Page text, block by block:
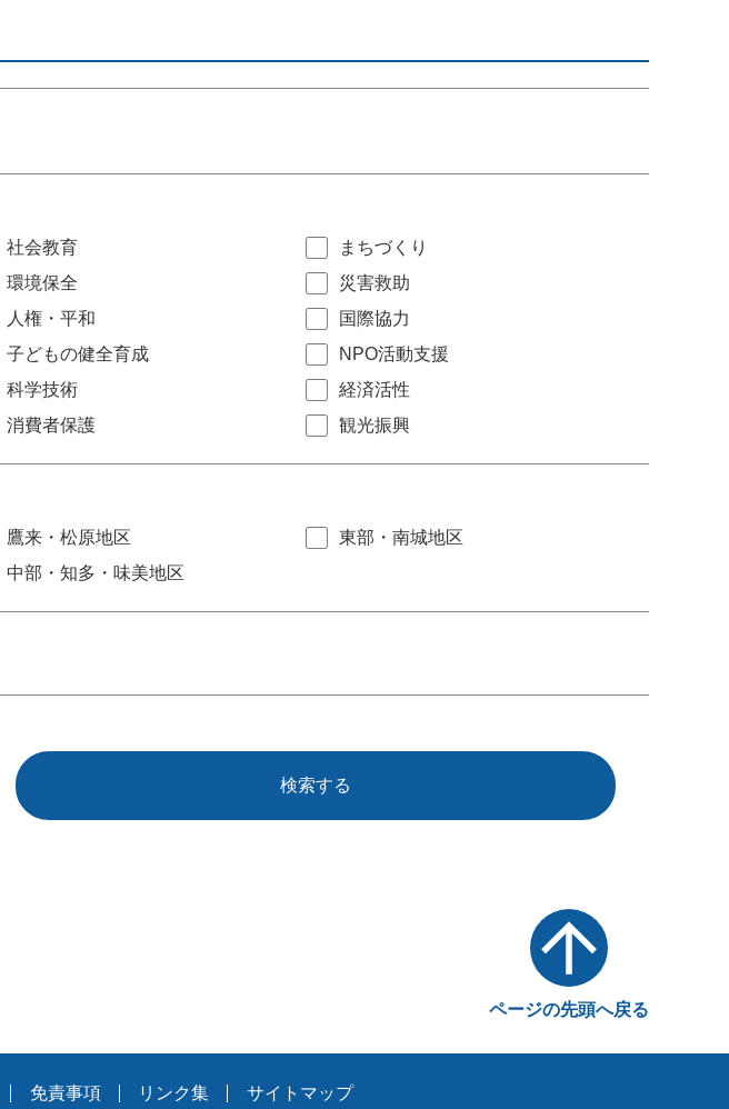
社会教育
まちづくり
環境保全
災害救助
人権・平和
国際協力
子どもの健全育成
NPO活動支援
科学技術
経済活性
消費者保護 観光振興
鷹来・松原地区
東部・南城地区
中部・知多・味美地区
検索する
ページの先頭へ戻る
免責事項 リンク集 サイトマップ